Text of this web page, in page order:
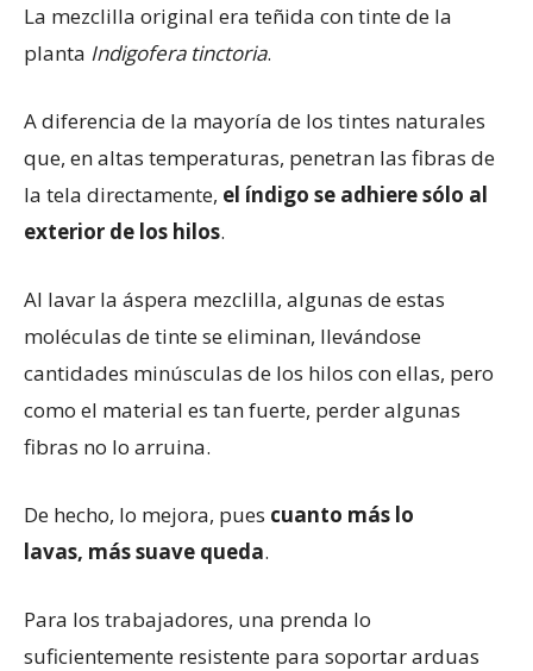
La mezclilla original era teñida con tinte de la
planta Indigofera tinctoria.
A diferencia de la mayoría de los tintes naturales
que, en altas temperaturas, penetran las fibras de
la tela directamente, el índigo se adhiere sólo al
exterior de los hilos.
Al lavar la áspera mezclilla, algunas de estas
moléculas de tinte se eliminan, llevándose
cantidades minúsculas de los hilos con ellas, pero
como el material es tan fuerte, perder algunas
fibras no lo arruina.
De hecho, lo mejora, pues cuanto más lo
lavas, más suave queda.
Para los trabajadores, una prenda lo
suficientemente resistente para soportar arduas